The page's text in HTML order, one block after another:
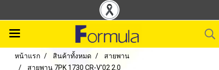
หน้าแรก สินค้าทั้งหมด
สายพาน
สายพาน 7PK 1730 CR-V'02 2.0